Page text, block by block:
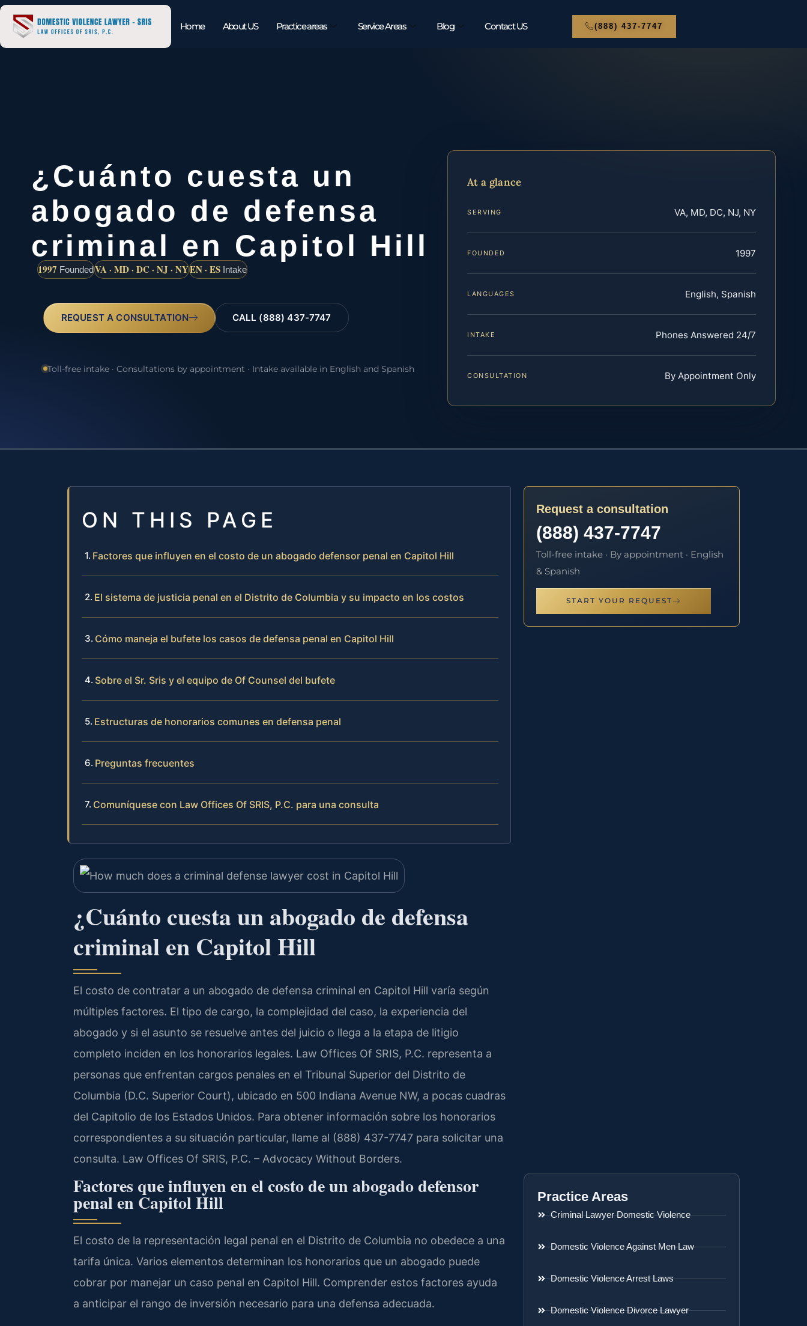
Home About US Practice areas Service Areas Blog Contact US (888) 437-7747
¿Cuánto cuesta un
abogado de defensa
criminal en Capitol Hill
1997 FoundedVA · MD · DC · NJ · NYEN · ES Intake
REQUEST A CONSULTATION CALL (888) 437-7747
Toll-free intake · Consultations by appointment · Intake available in English and Spanish
At a glance
SERVING VA, MD, DC, NJ, NY
FOUNDED 1997
LANGUAGES English, Spanish
INTAKE Phones Answered 24/7
CONSULTATION By Appointment Only
ON THIS PAGE
Factores que influyen en el costo de un abogado defensor penal en Capitol Hill
El sistema de justicia penal en el Distrito de Columbia y su impacto en los costos
Cómo maneja el bufete los casos de defensa penal en Capitol Hill
Sobre el Sr. Sris y el equipo de Of Counsel del bufete
Estructuras de honorarios comunes en defensa penal
Preguntas frecuentes
Comuníquese con Law Offices Of SRIS, P.C. para una consulta
¿Cuánto cuesta un abogado de defensa
criminal en Capitol Hill
El costo de contratar a un abogado de defensa criminal en Capitol Hill varía según
múltiples factores. El tipo de cargo, la complejidad del caso, la experiencia del
abogado y si el asunto se resuelve antes del juicio o llega a la etapa de litigio
completo inciden en los honorarios legales. Law Offices Of SRIS, P.C. representa a
personas que enfrentan cargos penales en el Tribunal Superior del Distrito de
Columbia (D.C. Superior Court), ubicado en 500 Indiana Avenue NW, a pocas cuadras
del Capitolio de los Estados Unidos. Para obtener información sobre los honorarios
correspondientes a su situación particular, llame al (888) 437-7747 para solicitar una
consulta. Law Offices Of SRIS, P.C. – Advocacy Without Borders.
Factores que influyen en el costo de un abogado defensor
penal en Capitol Hill
El costo de la representación legal penal en el Distrito de Columbia no obedece a una
tarifa única. Varios elementos determinan los honorarios que un abogado puede
cobrar por manejar un caso penal en Capitol Hill. Comprender estos factores ayuda
a anticipar el rango de inversión necesario para una defensa adecuada.
Request a consultation
(888) 437-7747
Toll-free intake · By appointment · English
& Spanish
START YOUR REQUEST
Practice Areas
Criminal Lawyer Domestic Violence
Domestic Violence Against Men Law
Domestic Violence Arrest Laws
Domestic Violence Divorce Lawyer